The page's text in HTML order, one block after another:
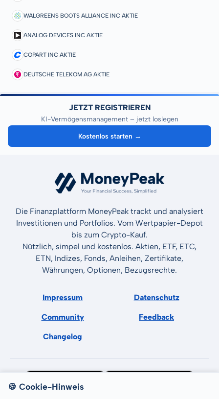
WALGREENS BOOTS ALLIANCE INC AKTIE
ANALOG DEVICES INC AKTIE
COPART INC AKTIE
DEUTSCHE TELEKOM AG AKTIE
JETZT REGISTRIEREN
KI-Vermögensmanagement – jetzt loslegen
Kostenlos starten →
Die Finanzplattform MoneyPeak trackt und analysiert
Investitionen und Portfolios. Vom Wertpapier-Depot
bis zum Crypto-Kauf.
Nützlich, simpel und kostenlos. Aktien, ETF, ETC,
ETN, Indizes, Fonds, Anleihen, Zertifikate,
Währungen, Optionen, Bezugsrechte.
Impressum Datenschutz
Community Feedback
Changelog
🍪 Cookie-Hinweis